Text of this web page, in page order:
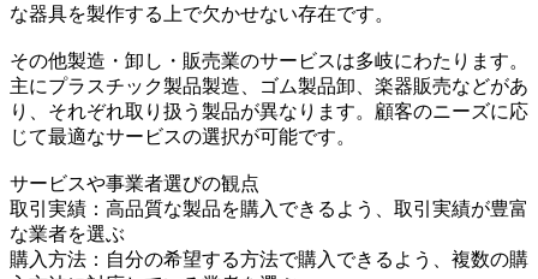
な器具を製作する上で欠かせない存在です。
その他製造・卸し・販売業のサービスは多岐にわたります。
主にプラスチック製品製造、ゴム製品卸、楽器販売などがあ
り、それぞれ取り扱う製品が異なります。顧客のニーズに応
じて最適なサービスの選択が可能です。
サービスや事業者選びの観点
取引実績：高品質な製品を購入できるよう、取引実績が豊富
な業者を選ぶ
購入方法：自分の希望する方法で購入できるよう、複数の購